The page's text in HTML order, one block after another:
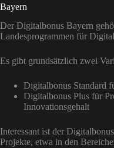
Bayern
Der Digitalbonus Bayern
Landesprogrammen für
Es gibt grundsätzlich zwei
Digitalbonus Standard
Digitalbonus Plus für
Innovationsgehalt
Interessant ist der
Projekte, etwa in den